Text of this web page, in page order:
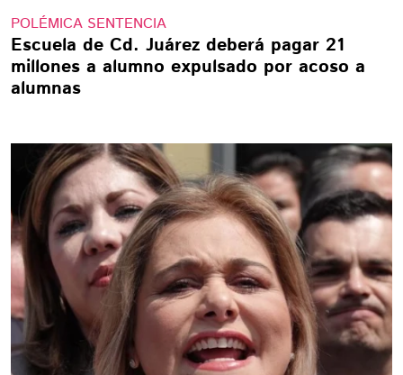
POLÉMICA SENTENCIA
Escuela de Cd. Juárez deberá pagar 21
millones a alumno expulsado por acoso a
alumnas